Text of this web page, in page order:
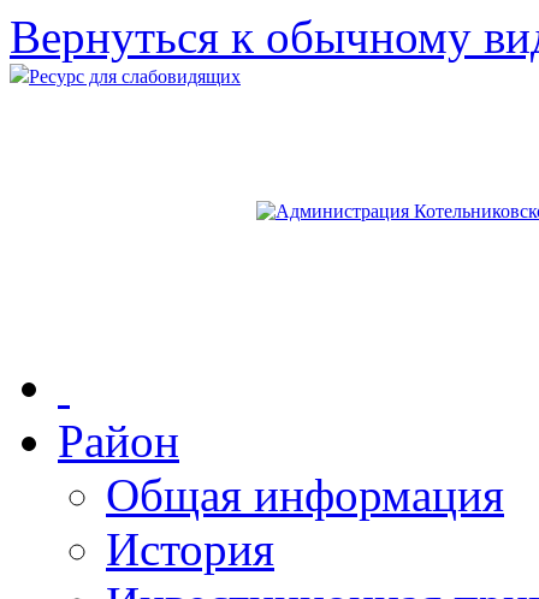
Вернуться к обычному
Ресурс для слабовидящих
Район
Общая информация
История